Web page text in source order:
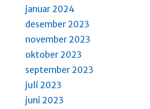
januar 2024
desember 2023
november 2023
oktober 2023
september 2023
juli 2023
juni 2023